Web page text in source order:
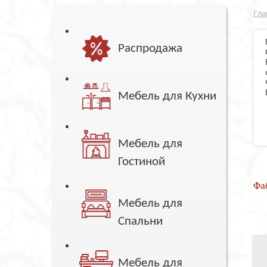
Распродажа
Мебель для Кухни
Мебель для
Гостиной
Мебель для
Спальни
Мебель для